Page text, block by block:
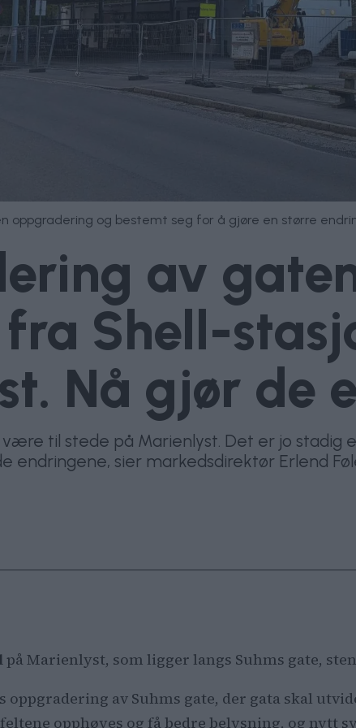
oppgradering og bestemt seg for å gjøre en større
av
Shell-
Nå gjør de
til stede på Marienlyst. Det er jo stadig
endringene, sier markedsdirektør Erlend
på Marienlyst, som ligger langs Suhms gate,
s oppgradering av Suhms gate, der gata skal
opphøyes og få bedre belysning, og nytt